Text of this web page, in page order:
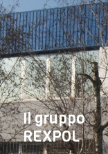
Il gruppo
REXPOL